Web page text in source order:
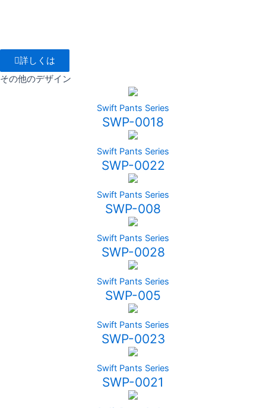
詳しくは
その他のデザイン
Swift Pants Series
SWP-0018
Swift Pants Series
SWP-0022
Swift Pants Series
SWP-008
Swift Pants Series
SWP-0028
Swift Pants Series
SWP-005
Swift Pants Series
SWP-0023
Swift Pants Series
SWP-0021